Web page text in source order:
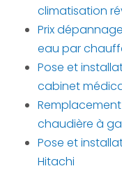
climatisation
Prix
eau par
Pose et
cabinet
chaudière à
Pose et
Hitachi